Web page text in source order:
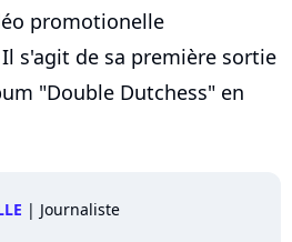
promotionelle
s'agit de sa première sortie
"Double Dutchess" en
| Journaliste